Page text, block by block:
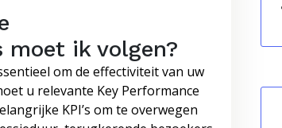
moet ik volgen?
om de effectiviteit van uw
u relevante Key Performance
KPI’s om te overwegen